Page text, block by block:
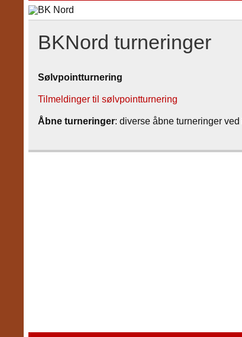
BKNord turneringer
Sølvpointturnering
Tilmeldinger til sølvpointturnering
Åbne turneringer: diverse åbne turneringer